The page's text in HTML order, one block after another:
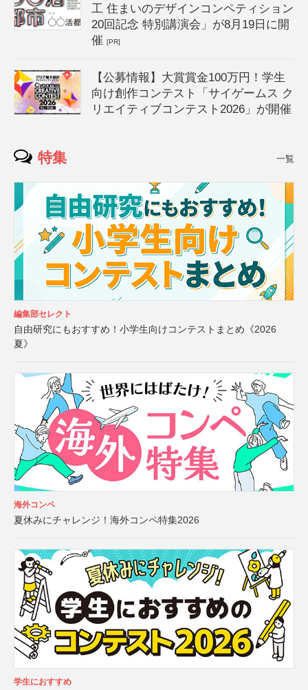
工 住まいのデザインコンペティション
20回記念 特別講演会」が8月19日に開
催[PR]
【公募情報】大賞賞金100万円！学生
向け創作コンテスト「サイゲームス ク
リエイティブコンテスト2026」が開催
特集 一覧
編集部セレクト
自由研究にもおすすめ！小学生向けコンテストまとめ《2026
夏》
海外コンペ
夏休みにチャレンジ！海外コンペ特集2026
学生におすすめ